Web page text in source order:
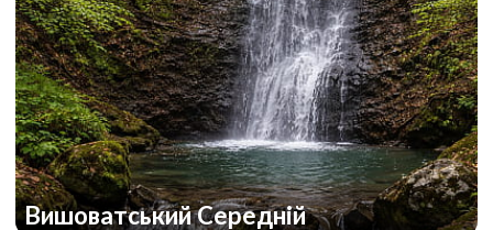
Вишоватський Середній